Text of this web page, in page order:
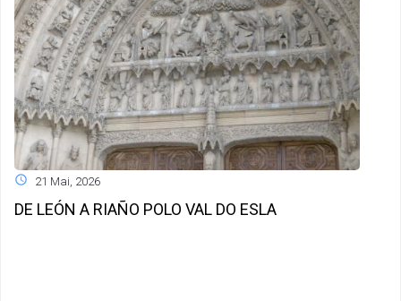
21 Mai, 2026
DE LEÓN A RIAÑO POLO VAL DO ESLA